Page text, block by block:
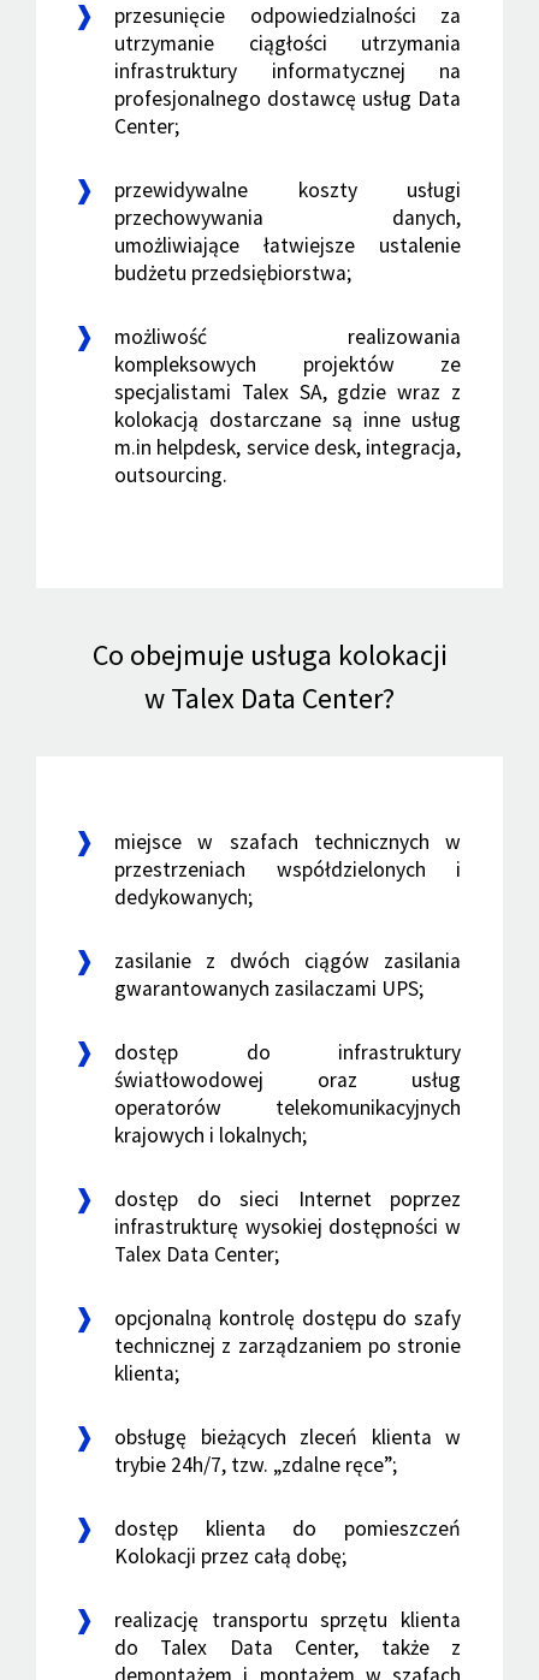
przesunięcie odpowiedzialności za
utrzymanie ciągłości utrzymania
infrastruktury informatycznej na
profesjonalnego dostawcę usług Data
Center;
przewidywalne koszty usługi
przechowywania danych,
umożliwiające łatwiejsze ustalenie
budżetu przedsiębiorstwa;
możliwość realizowania
kompleksowych projektów ze
specjalistami Talex SA, gdzie wraz z
kolokacją dostarczane są inne usług
m.in helpdesk, service desk, integracja,
outsourcing.
Co obejmuje usługa kolokacji
w Talex Data Center?
miejsce w szafach technicznych w
przestrzeniach współdzielonych i
dedykowanych;
zasilanie z dwóch ciągów zasilania
gwarantowanych zasilaczami UPS;
dostęp do infrastruktury
światłowodowej oraz usług
operatorów telekomunikacyjnych
krajowych i lokalnych;
dostęp do sieci Internet poprzez
infrastrukturę wysokiej dostępności w
Talex Data Center;
opcjonalną kontrolę dostępu do szafy
technicznej z zarządzaniem po stronie
klienta;
obsługę bieżących zleceń klienta w
trybie 24h/7, tzw. „zdalne ręce”;
dostęp klienta do pomieszczeń
Kolokacji przez całą dobę;
realizację transportu sprzętu klienta
do Talex Data Center, także z